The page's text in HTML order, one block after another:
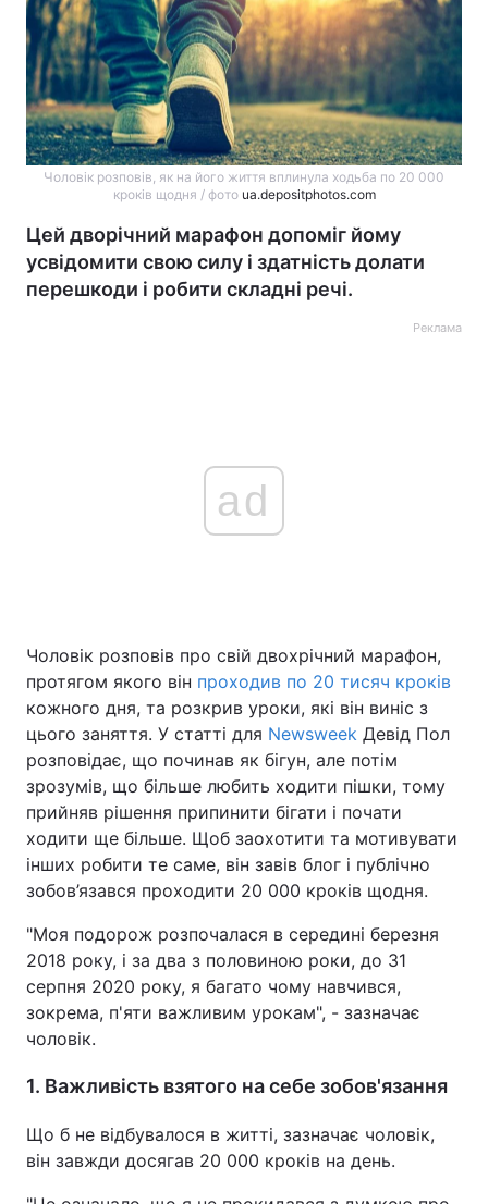
Чоловік розповів, як на його життя вплинула ходьба по 20 000
кроків щодня / фото ua.depositphotos.com
Цей дворічний марафон допоміг йому
усвідомити свою силу і здатність долати
перешкоди і робити складні речі.
Реклама
ad
Чоловік розповів про свій двохрічний марафон,
протягом якого він проходив по 20 тисяч кроків
кожного дня, та розкрив уроки, які він виніс з
цього заняття. У статті для Newsweek Девід Пол
розповідає, що починав як бігун, але потім
зрозумів, що більше любить ходити пішки, тому
прийняв рішення припинити бігати і почати
ходити ще більше. Щоб заохотити та мотивувати
інших робити те саме, він завів блог і публічно
зобов’язався проходити 20 000 кроків щодня.
"Моя подорож розпочалася в середині березня
2018 року, і за два з половиною роки, до 31
серпня 2020 року, я багато чому навчився,
зокрема, п'яти важливим урокам", - зазначає
чоловік.
1. Важливість взятого на себе зобов'язання
Що б не відбувалося в житті, зазначає чоловік,
він завжди досягав 20 000 кроків на день.